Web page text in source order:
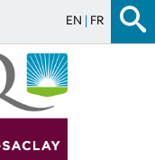
EN FR